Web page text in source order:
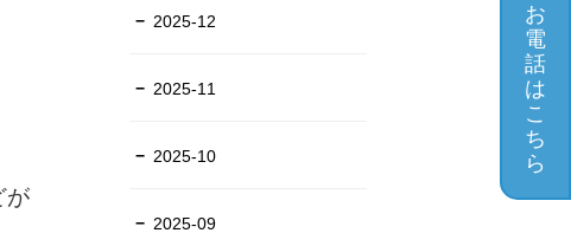
お
電
話
は
こ
ち
ら
が
2025-12
2025-11
2025-10
2025-09